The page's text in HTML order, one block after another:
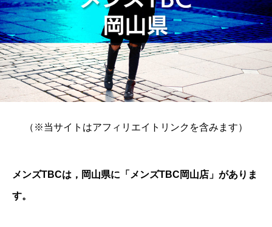
（※当サイトはアフィリエイトリンクを含みます）
メンズTBCは，岡山県に「メンズTBC岡山店」がありま
す。